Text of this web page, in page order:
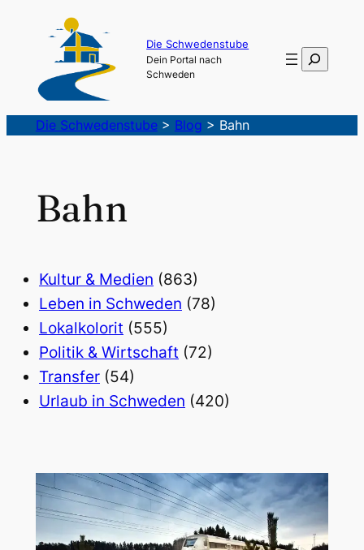
Die Schwedenstube
Dein Portal nach
Schweden
Suchen
Die Schwedenstube> Blog > Bahn
Bahn
Kultur & Medien (863)
Leben in Schweden (78)
Lokalkolorit (555)
Politik & Wirtschaft (72)
Transfer (54)
Urlaub in Schweden (420)